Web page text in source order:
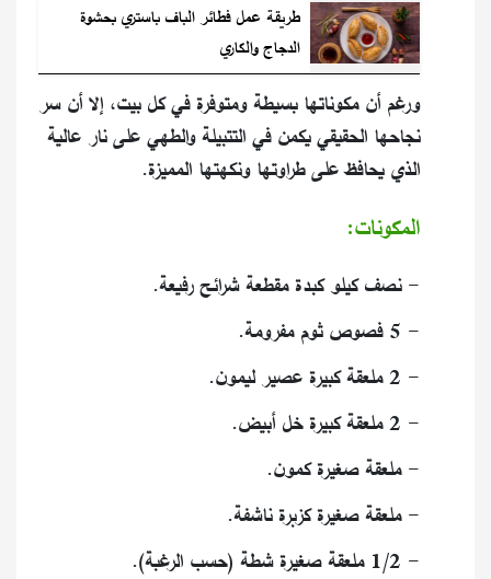
طريقة عمل فطائر الباف باستري بحشوة
الدجاج والكاري
ورغم أن مكوناتها بسيطة ومتوفرة في كل بيت، إلا أن سر
نجاحها الحقيقي يكمن في التتبيلة والطهي على نار عالية
الذي يحافظ على طراوتها ونكهتها المميزة.
المكونات:
- نصف كيلو كبدة مقطعة شرائح رفيعة.
- 5 فصوص ثوم مفرومة.
- 2 ملعقة كبيرة عصير ليمون.
- 2 ملعقة كبيرة خل أبيض.
- ملعقة صغيرة كمون.
- ملعقة صغيرة كزبرة ناشفة.
- 1/2 ملعقة صغيرة شطة (حسب الرغبة).